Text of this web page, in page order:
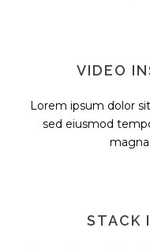
VIDEO
Lorem ipsum dolor
sed eiusmod
magna
STACK